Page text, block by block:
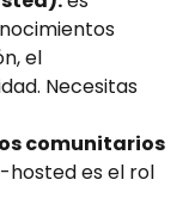
el
Necesitas
comunitarios
hosted es el rol